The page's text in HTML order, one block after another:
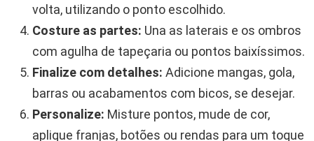
volta, utilizando o ponto escolhido.
Costure as partes: Una as laterais e os ombros
com agulha de tapeçaria ou pontos baixíssimos.
Finalize com detalhes: Adicione mangas, gola,
barras ou acabamentos com bicos, se desejar.
Personalize: Misture pontos, mude de cor,
aplique franjas, botões ou rendas para um toque